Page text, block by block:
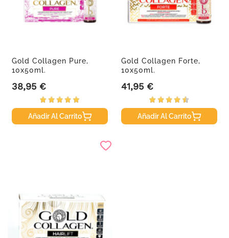
Gold Collagen Pure,
10x50ml.
Precio
38,95 €
Añadir Al Carrito
Gold Collagen Forte,
10x50ml.
Precio
41,95 €
Añadir Al Carrito